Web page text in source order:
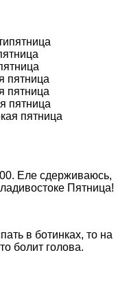
пятница
пятница
пятница
пятница
Еле сдерживаюсь,
Пятница!
в ботинках, то на
болит голова.